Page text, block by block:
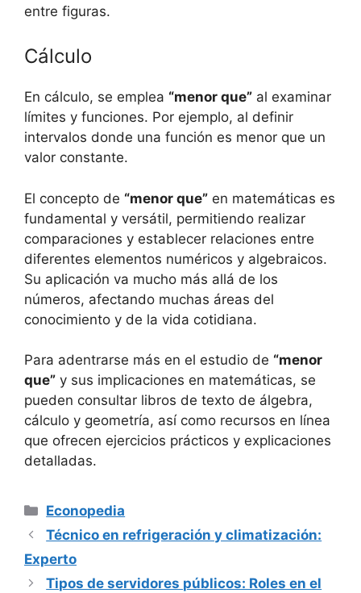
entre figuras.
Cálculo
En cálculo, se emplea “menor que” al examinar
límites y funciones. Por ejemplo, al definir
intervalos donde una función es menor que un
valor constante.
El concepto de “menor que” en matemáticas es
fundamental y versátil, permitiendo realizar
comparaciones y establecer relaciones entre
diferentes elementos numéricos y algebraicos.
Su aplicación va mucho más allá de los
números, afectando muchas áreas del
conocimiento y de la vida cotidiana.
Para adentrarse más en el estudio de “menor
que” y sus implicaciones en matemáticas, se
pueden consultar libros de texto de álgebra,
cálculo y geometría, así como recursos en línea
que ofrecen ejercicios prácticos y explicaciones
detalladas.
Categorías
Econopedia
Técnico en refrigeración y climatización:
Experto
Tipos de servidores públicos: Roles en el